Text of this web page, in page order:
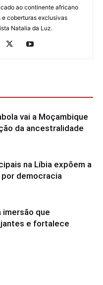
ao continente africano
coberturas exclusivas
Natalia da Luz.
vai a Moçambique
da ancestralidade
na Líbia expõem a
democracia
imersão que
e fortalece